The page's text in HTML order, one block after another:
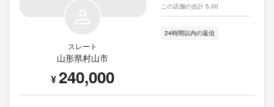
スレート
山形県村山市
¥240,000
この店舗の合計 5.00
24時間以内の返信